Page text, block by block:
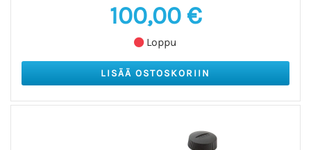
100,00 €
Loppu